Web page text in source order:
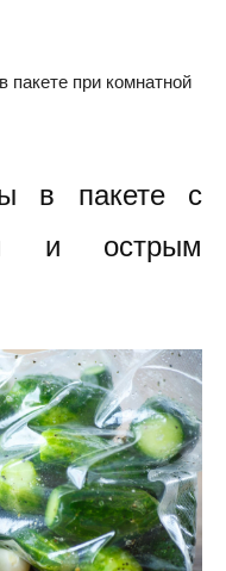
пакете при комнатной
в пакете с
и острым